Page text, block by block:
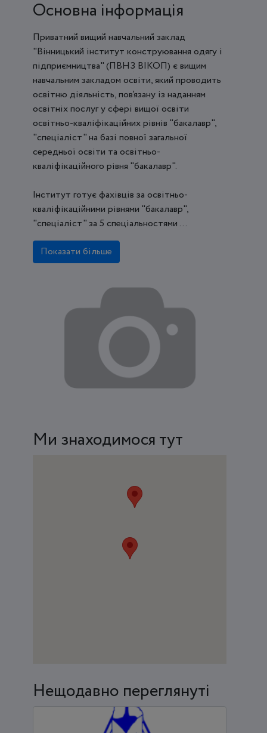
Основна інформація
Приватний вищий навчальний заклад
"Вінницький інститут конструювання одягу і
підприємництва" (ПВНЗ ВІКОП) є вищим
навчальним закладом освіти, який проводить
освітню діяльність, пов’язану із наданням
освітніх послуг у сфері вищої освіти
освітньо-кваліфікаційних рівнів "бакалавр",
"спеціаліст" на базі повної загальної
середньої освіти та освітньо-
кваліфікаційного рівня "бакалавр".
Інститут готує фахівців за освітньо-
кваліфікаційними рівнями "бакалавр",
"спеціаліст" за 5 спеціальностями ...
Показати більше
Ми знаходимося тут
Нещодавно переглянуті